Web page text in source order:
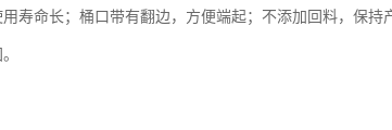
寿命长；桶口带有翻边，方便端起；不添加回料，保持